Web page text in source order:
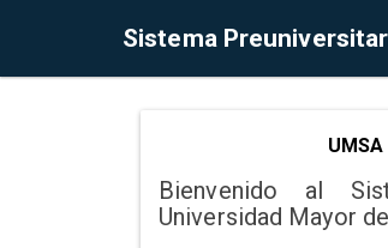
Sistema
UMSA
Bienvenido al
Universidad Mayor